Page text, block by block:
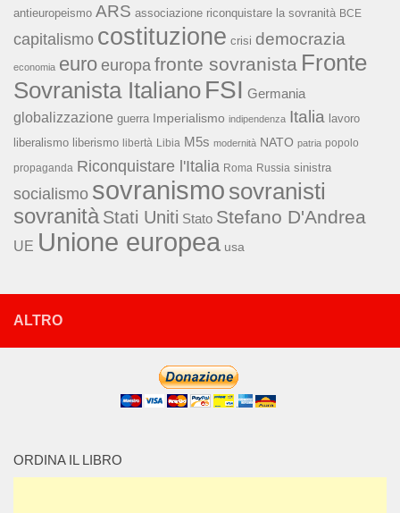
antieuropeismo ARS associazione riconquistare la sovranità BCE
capitalismo costituzione crisi democrazia
economia euro europa fronte sovranista Fronte
Sovranista Italiano FSI Germania
globalizzazione guerra Imperialismo indipendenza Italia lavoro
liberalismo liberismo libertà Libia M5s modernità NATO patria popolo
propaganda Riconquistare l'Italia Roma Russia sinistra
socialismo sovranismo sovranisti
sovranità Stati Uniti Stato Stefano D'Andrea
UE Unione europea usa
ALTRO
ORDINA IL LIBRO